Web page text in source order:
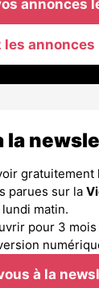
annonces
les annonces
la
gratuitement
parues sur la
matin.
pour 3 mois
à la